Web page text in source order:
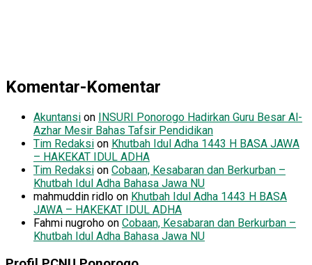
Komentar-Komentar
Akuntansi on
INSURI Ponorogo Hadirkan Guru Besar Al-
Azhar Mesir Bahas Tafsir Pendidikan
Tim Redaksi on Khutbah Idul Adha 1443 H BASA JAWA
– HAKEKAT IDUL ADHA
Tim Redaksi on Cobaan, Kesabaran dan Berkurban –
Khutbah Idul Adha Bahasa Jawa NU
mahmuddin ridlo on Khutbah Idul Adha 1443 H BASA
JAWA – HAKEKAT IDUL ADHA
Fahmi nugroho on Cobaan, Kesabaran dan Berkurban –
Khutbah Idul Adha Bahasa Jawa NU